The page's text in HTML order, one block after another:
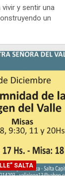
y sentir una
un
SALTA